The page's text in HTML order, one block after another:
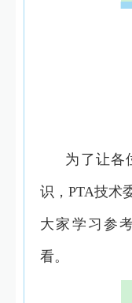
为了让各
识，PTA技术
大家学习参考
看。